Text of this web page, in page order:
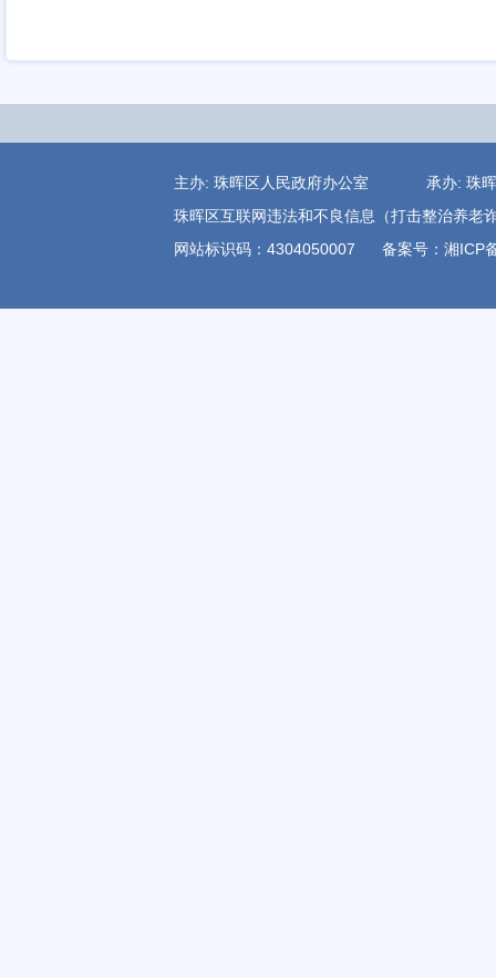
主办: 珠晖区人民政府办公室 承办:
珠晖区互联网违法和不良信息（打击整治养
网站标识码：4304050007
备案号：湘ICP